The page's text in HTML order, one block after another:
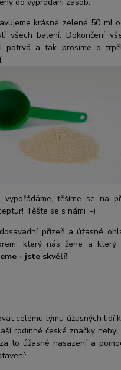
krásné zelené 50 ml
všech balení. Dokončení
potrvá a tak prosíme o
těšíme se na
Těšte se s námi :-)
přízeň a úžasné
který nás žene a který
- jste skvělí!
celému týmu úžasných lidí
rodinné české značky nebyl
to úžasné nasazení a